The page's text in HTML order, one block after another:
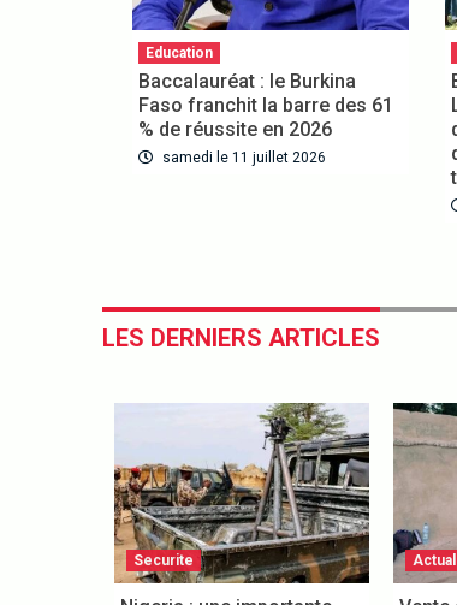
Education
Baccalauréat : le Burkina
Faso franchit la barre des 61
% de réussite en 2026
samedi le 11 juillet 2026
LES DERNIERS ARTICLES
Securite